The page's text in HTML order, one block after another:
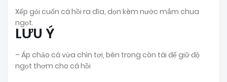
Xếp gỏi cuốn cá hồi ra dĩa, dọn kèm nước mắm chua
ngọt.
LƯU Ý
– Áp chảo cá vừa chìn tơi, bên trong còn tái để giữ độ
ngọt thơm cho cá hồi